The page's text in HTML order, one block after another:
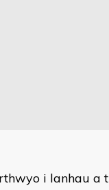
i lanhau a